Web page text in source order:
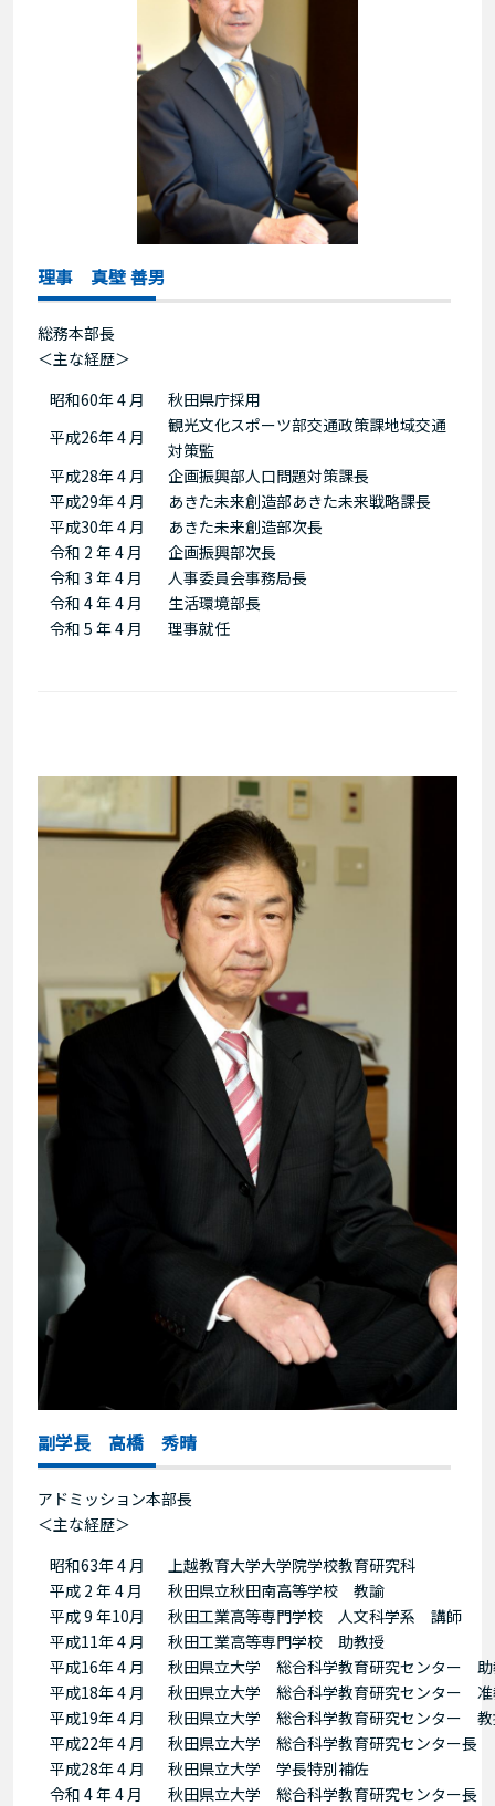
理事 真壁 善男
総務本部長
＜主な経歴＞
昭和60年 4 月
秋田県庁採用
平成26年 4 月
観光文化スポーツ部交通政策課地域交通
対策監
平成28年 4 月
企画振興部人口問題対策課長
平成29年 4 月
あきた未来創造部あきた未来戦略課長
平成30年 4 月
あきた未来創造部次長
令和 2 年 4 月
企画振興部次長
令和 3 年 4 月
人事委員会事務局長
令和 4 年 4 月
生活環境部長
令和 5 年 4 月
理事就任
副学長 高橋 秀晴
アドミッション本部長
＜主な経歴＞
昭和63年 4 月
上越教育大学大学院学校教育研究科
平成 2 年 4 月
秋田県立秋田南高等学校 教諭
平成 9 年10月
秋田工業高等専門学校 人文科学系 講師
平成11年 4 月
秋田工業高等専門学校 助教授
平成16年 4 月
秋田県立大学 総合科学教育研究センター 助
平成18年 4 月
秋田県立大学 総合科学教育研究センター 准
平成19年 4 月
秋田県立大学 総合科学教育研究センター 教
平成22年 4 月
秋田県立大学 総合科学教育研究センター長
平成28年 4 月
秋田県立大学 学長特別補佐
令和 4 年 4 月
秋田県立大学 総合科学教育研究センター長